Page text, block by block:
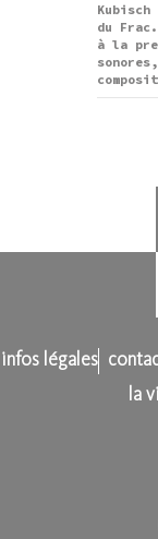
du
à la
infos légales
la